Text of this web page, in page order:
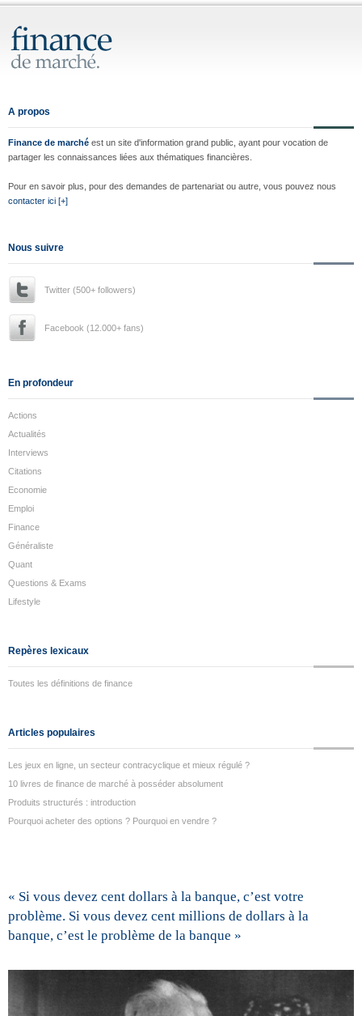
A propos
Finance de marché est un site d'information grand public, ayant pour vocation de
partager les connaissances liées aux thématiques financières.
Pour en savoir plus, pour des demandes de partenariat ou autre, vous pouvez nous
contacter ici [+]
Nous suivre
Twitter (500+ followers)
Facebook (12.000+ fans)
En profondeur
Actions
Actualités
Interviews
Citations
Economie
Emploi
Finance
Généraliste
Quant
Questions & Exams
Lifestyle
Repères lexicaux
Toutes les définitions de finance
Articles populaires
Les jeux en ligne, un secteur contracyclique et mieux régulé ?
10 livres de finance de marché à posséder absolument
Produits structurés : introduction
Pourquoi acheter des options ? Pourquoi en vendre ?
« Si vous devez cent dollars à la banque, c’est votre
problème. Si vous devez cent millions de dollars à la
banque, c’est le problème de la banque »